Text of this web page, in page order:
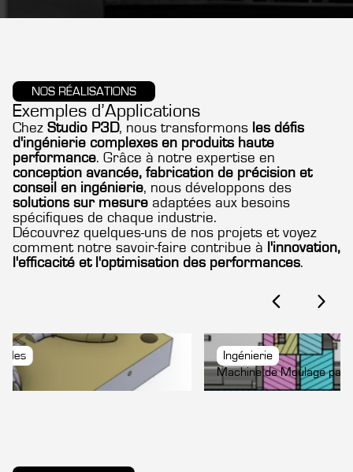
NOS RÉALISATIONS
Exemples d’Applications
Chez Studio P3D, nous transformons les défis
d'ingénierie complexes en produits haute
performance. Grâce à notre expertise en
conception avancée, fabrication de précision et
conseil en ingénierie, nous développons des
solutions sur mesure adaptées aux besoins
spécifiques de chaque industrie.
Découvrez quelques-uns de nos projets et voyez
comment notre savoir-faire contribue à l'innovation,
l'efficacité et l'optimisation des performances.
Ingénierie
Machine de Moulage par Injection